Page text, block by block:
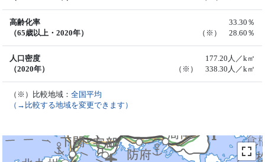
高齢化率
（65歳以上・2020年）
33.30％
（※） 28.60％
人口密度
（2020年）
177.20人／k㎡
（※） 338.30人／k㎡
（※）比較地域：全国平均
（→比較する地域を変更できます）